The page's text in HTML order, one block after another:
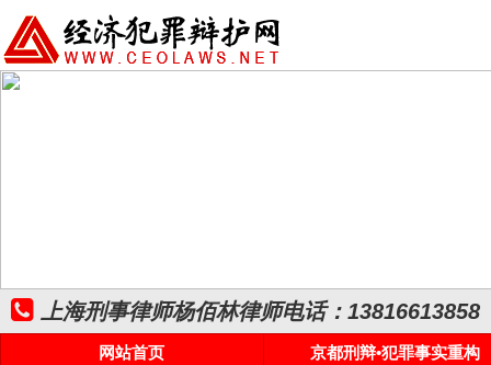
上海刑事律师杨佰林律师电话：13816613858
网站首页
京都刑辩•犯罪事实重构